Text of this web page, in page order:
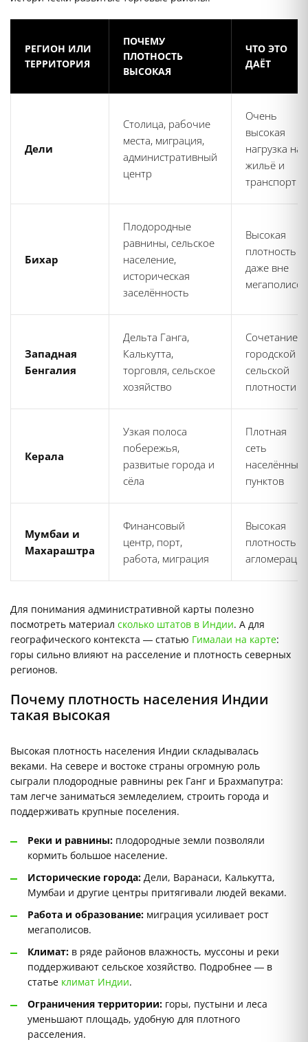
РЕГИОН ИЛИ
ТЕРРИТОРИЯ
ПОЧЕМУ
ПЛОТНОСТЬ
ВЫСОКАЯ
ЧТО ЭТО
ДАЁТ
Дели
Столица, рабочие
места, миграция,
административный
центр
Очень
высокая
нагрузка на
жильё и
транспорт
Бихар
Плодородные
равнины, сельское
население,
историческая
заселённость
Высокая
плотность
даже вне
мегаполисов
Западная
Бенгалия
Дельта Ганга,
Калькутта,
торговля, сельское
хозяйство
Сочетание
городской и
сельской
плотности
Керала
Узкая полоса
побережья,
развитые города и
сёла
Плотная
сеть
населённых
пунктов
Мумбаи и
Махараштра
Финансовый
центр, порт,
работа, миграция
Высокая
плотность в
Для понимания административной карты полезно
посмотреть материал сколько штатов в Индии. А для
географического контекста — статью Гималаи на карте:
горы сильно влияют на расселение и плотность северных
регионов.
Почему плотность населения Индии
такая высокая
Высокая плотность населения Индии складывалась
веками. На севере и востоке страны огромную роль
сыграли плодородные равнины рек Ганг и Брахмапутра:
там легче заниматься земледелием, строить города и
поддерживать крупные поселения.
Реки и равнины: плодородные земли позволяли
кормить большое население.
Исторические города: Дели, Варанаси, Калькутта,
Мумбаи и другие центры притягивали людей веками.
Работа и образование: миграция усиливает рост
мегаполисов.
Климат: в ряде районов влажность, муссоны и реки
поддерживают сельское хозяйство. Подробнее — в
статье климат Индии.
Ограничения территории: горы, пустыни и леса
уменьшают площадь, удобную для плотного
расселения.